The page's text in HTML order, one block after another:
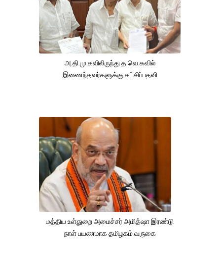
அ.தி.மு.கவிலிருந்து த.வெ.கவில்
இணைந்தவர்களுக்கு கட்சிப்பதவி
மத்திய உள்துறை அமைச்சர் அமித்ஷா இரண்டு
நாள் பயணமாக தமிழகம் வருகை